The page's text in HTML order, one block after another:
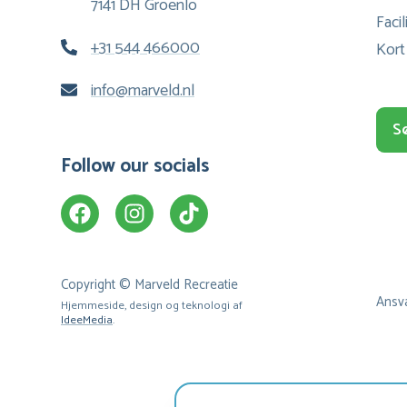
7141 DH Groenlo
+31 544 466000
info@marveld.nl
Follow our socials
Kort
Copyright © Marveld Recreatie
Hjemmeside, design og teknologi af
IdeeMedia.